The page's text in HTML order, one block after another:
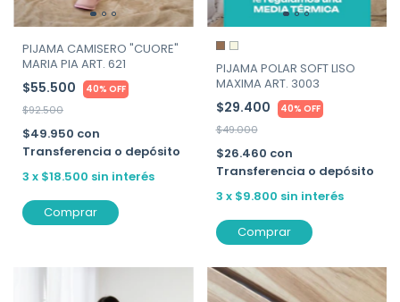
PIJAMA CAMISERO "CUORE"
MARIA PIA ART. 621
$55.500 40% OFF
$92.500
$49.950 con
Transferencia o depósito
3 x $18.500 sin interés
Comprar
PIJAMA POLAR SOFT LISO
MAXIMA ART. 3003
$29.400 40% OFF
$49.000
$26.460 con
Transferencia o depósito
3 x $9.800 sin interés
Comprar